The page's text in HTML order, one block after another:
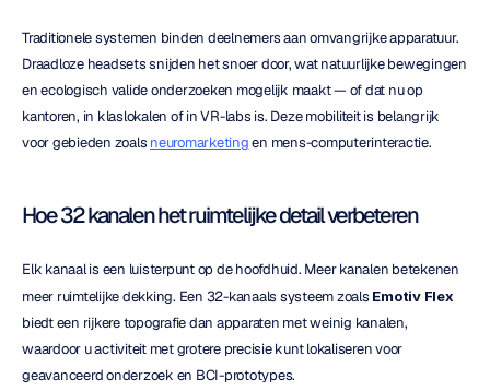
Traditionele systemen binden deelnemers aan omvangrijke apparatuur.
Draadloze headsets snijden het snoer door, wat natuurlijke bewegingen
en ecologisch valide onderzoeken mogelijk maakt — of dat nu op
kantoren, in klaslokalen of in VR-labs is. Deze mobiliteit is belangrijk
voor gebieden zoals neuromarketing en mens-computerinteractie.
Hoe 32 kanalen het ruimtelijke detail verbeteren
Elk kanaal is een luisterpunt op de hoofdhuid. Meer kanalen betekenen
meer ruimtelijke dekking. Een 32-kanaals systeem zoals Emotiv Flex
biedt een rijkere topografie dan apparaten met weinig kanalen,
waardoor u activiteit met grotere precisie kunt lokaliseren voor
geavanceerd onderzoek en BCI-prototypes.